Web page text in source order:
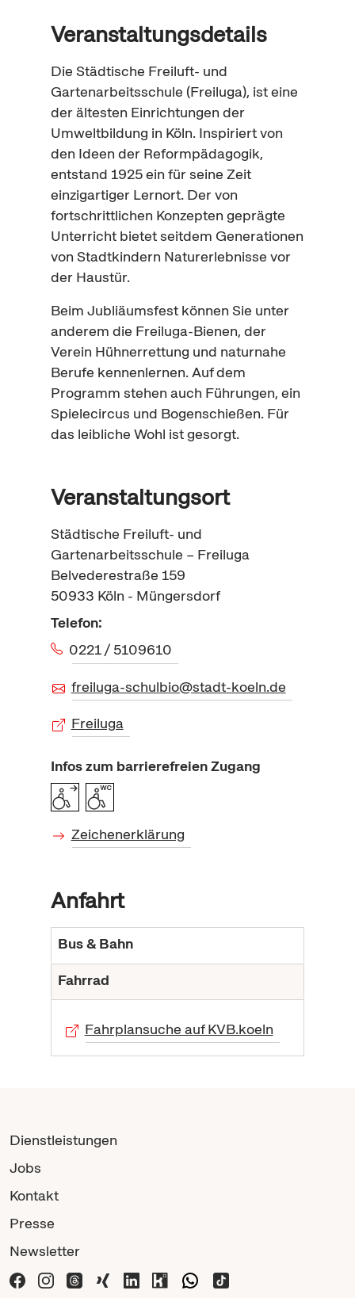
Veranstaltungsdetails
Die Städtische Freiluft- und
Gartenarbeitsschule (Freiluga), ist eine
der ältesten Einrichtungen der
Umweltbildung in Köln. Inspiriert von
den Ideen der Reformpädagogik,
entstand 1925 ein für seine Zeit
einzigartiger Lernort. Der von
fortschrittlichen Konzepten geprägte
Unterricht bietet seitdem Generationen
von Stadtkindern Naturerlebnisse vor
der Haustür.
Beim Jubliäumsfest können Sie unter
anderem die Freiluga-Bienen, der
Verein Hühnerrettung und naturnahe
Berufe kennenlernen. Auf dem
Programm stehen auch Führungen, ein
Spielecircus und Bogenschießen. Für
das leibliche Wohl ist gesorgt.
Veranstaltungsort
Städtische Freiluft- und
Gartenarbeitsschule – Freiluga
Belvederestraße 159
50933 Köln - Müngersdorf
Telefon:
0221 / 5109610
freiluga-schulbio@stadt-koeln.de
Freiluga
Infos zum barrierefreien Zugang
Zeichenerklärung
Anfahrt
Bus & Bahn
Fahrrad
Fahrplansuche auf KVB.koeln
Dienstleistungen
Jobs
Kontakt
Presse
Newsletter